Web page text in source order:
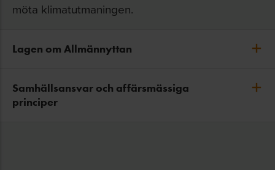
möta klimatutmaningen.
Lagen om Allmännyttan
Allbolagen trädde i kraft 2011. Enligt lagen
ska bolagen i allmännyttigt syfte förvalta
Samhällsansvar och affärsmässiga
principer